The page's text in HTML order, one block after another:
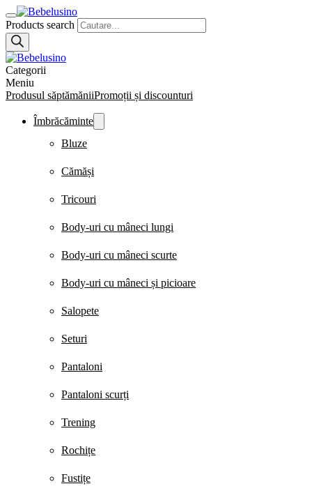
Products search
Categorii
Meniu
Produsul săptămăniiPromoții și discounturi
Îmbrăcăminte
Bluze
Cămăși
Tricouri
Body-uri cu mâneci lungi
Body-uri cu mâneci scurte
Body-uri cu mâneci și picioare
Salopete
Seturi
Pantaloni
Pantaloni scurți
Trening
Rochițe
Fustițe